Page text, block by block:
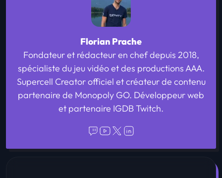
Florian Prache
Fondateur et rédacteur en chef depuis 2018,
spécialiste du jeu vidéo et des productions AAA.
Supercell Creator officiel et créateur de contenu
partenaire de Monopoly GO. Développeur web
et partenaire IGDB Twitch.